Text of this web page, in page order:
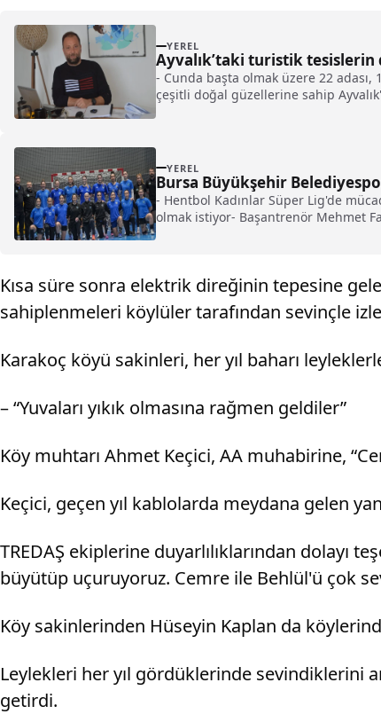
YEREL
Ayvalık’taki turistik tesislerin
- Cunda başta olmak üzere 22
çeşitli doğal güzellerine sahip
YEREL
Bursa Büyükşehir
- Hentbol Kadınlar Süper Lig'de
olmak istiyor- Başantrenör Mehmet
Kısa süre sonra elektrik direğinin tepesine
sahiplenmeleri köylüler tarafından sevinçle
Karakoç köyü sakinleri, her yıl baharı
– “Yuvaları yıkık olmasına rağmen geldiler”
Köy muhtarı Ahmet Keçici, AA muhabirine,
Keçici, geçen yıl kablolarda meydana gelen
TREDAŞ ekiplerine duyarlılıklarından dolayı
büyütüp uçuruyoruz. Cemre ile Behlül'ü çok
Köy sakinlerinden Hüseyin Kaplan da
Leylekleri her yıl gördüklerinde sevindiklerini
getirdi.